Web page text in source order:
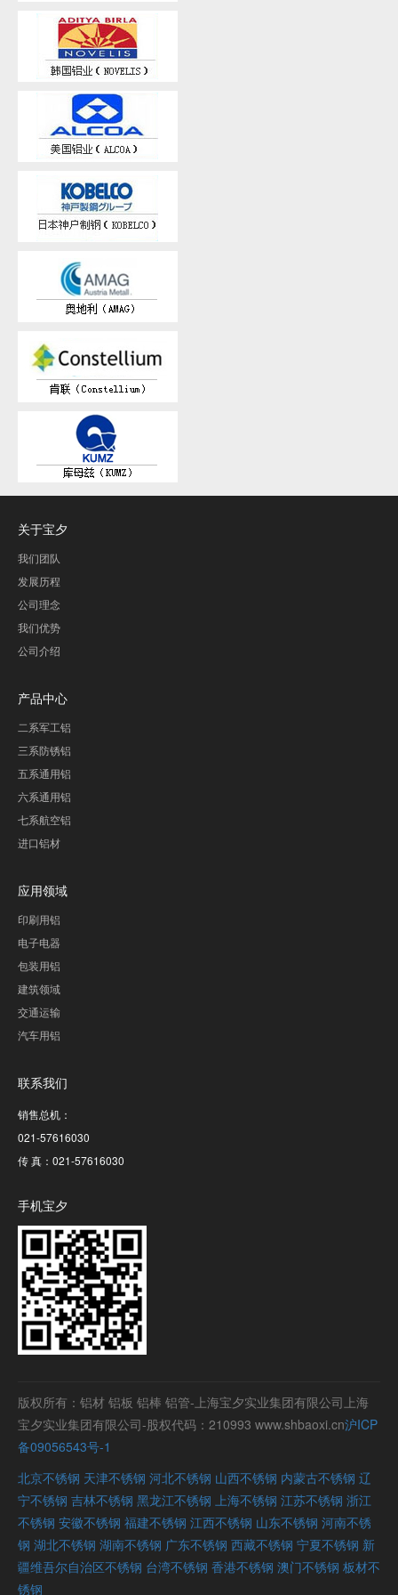
关于宝夕
我们团队
发展历程
公司理念
我们优势
公司介绍
产品中心
二系军工铝
三系防锈铝
五系通用铝
六系通用铝
七系航空铝
进口铝材
应用领域
印刷用铝
电子电器
包装用铝
建筑领域
交通运输
汽车用铝
联系我们
销售总机：
021-57616030
传 真：021-57616030
手机宝夕
版权所有：铝材 铝板 铝棒 铝管-上海宝夕实业集团有限公司上海
宝夕实业集团有限公司-股权代码：210993 www.shbaoxi.cn沪ICP
备09056543号-1
北京不锈钢 天津不锈钢 河北不锈钢 山西不锈钢 内蒙古不锈钢 辽
宁不锈钢 吉林不锈钢 黑龙江不锈钢 上海不锈钢 江苏不锈钢 浙江
不锈钢 安徽不锈钢 福建不锈钢 江西不锈钢 山东不锈钢 河南不锈
钢 湖北不锈钢 湖南不锈钢 广东不锈钢 西藏不锈钢 宁夏不锈钢 新
疆维吾尔自治区不锈钢 台湾不锈钢 香港不锈钢 澳门不锈钢 板材不
锈钢